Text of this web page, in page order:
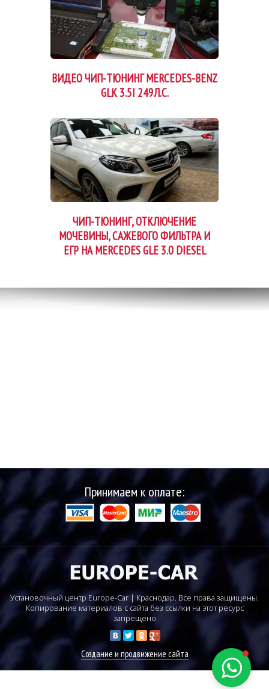
ВИДЕО ЧИП-ТЮНИНГ MERCEDES-BENZ
GLK 3.5I 249Л.С.
ЧИП-ТЮНИНГ, ОТКЛЮЧЕНИЕ
МОЧЕВИНЫ, САЖЕВОГО ФИЛЬТРА И
ЕГР НА MERCEDES GLE 3.0 DIESEL
Принимаем к оплате:
Установочный центр Europe-Car | Краснодар. Все права защищены.
Копирование материалов с сайта без ссылки на этот ресурс
запрещено
Создание и продвижение сайта